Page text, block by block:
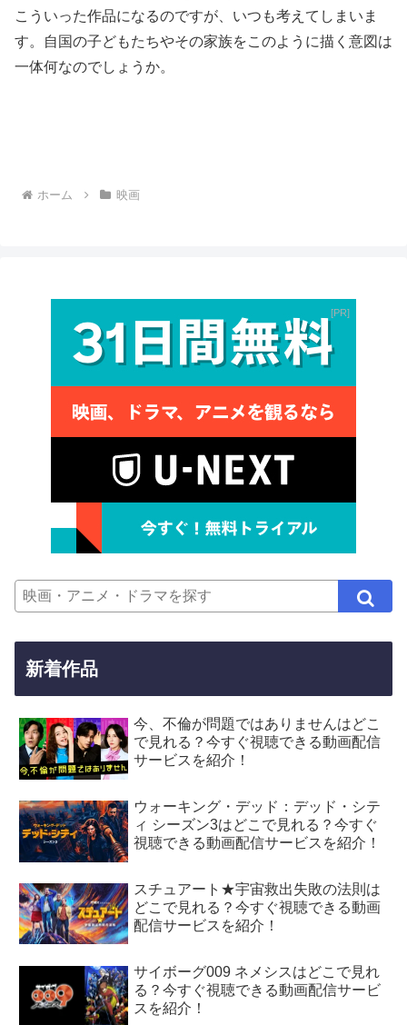
こういった作品になるのですが、いつも考えてしまいま
す。自国の子どもたちやその家族をこのように描く意図は
一体何なのでしょうか。
ホーム 映画
PR
新着作品
今、不倫が問題ではありませんはどこ
で見れる？今すぐ視聴できる動画配信
サービスを紹介！
ウォーキング・デッド：デッド・シテ
ィ シーズン3はどこで見れる？今すぐ
視聴できる動画配信サービスを紹介！
スチュアート★宇宙救出失敗の法則は
どこで見れる？今すぐ視聴できる動画
配信サービスを紹介！
サイボーグ009 ネメシスはどこで見れ
る？今すぐ視聴できる動画配信サービ
スを紹介！